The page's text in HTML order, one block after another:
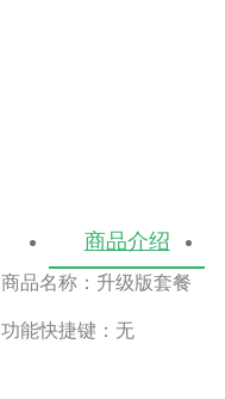
商品介绍
商品名称：升级版套餐
功能快捷键：无